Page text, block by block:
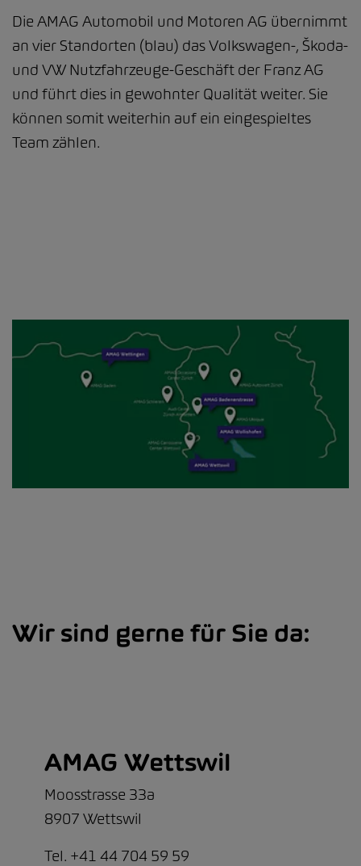
Die AMAG Automobil und Motoren AG übernimmt
an vier Standorten (blau) das Volkswagen-, Škoda-
und VW Nutzfahrzeuge-Geschäft der Franz AG
und führt dies in gewohnter Qualität weiter. Sie
können somit weiterhin auf ein eingespieltes
Team zählen.
Wir sind gerne für Sie da:
AMAG Wettswil
Moosstrasse 33a
8907 Wettswil
Tel. +41 44 704 59 59